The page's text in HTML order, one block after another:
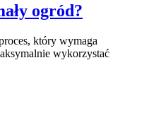
ogród?
który wymaga
wykorzystać